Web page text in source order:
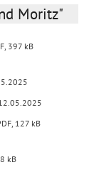
Moritz"
397 kB
127 kB
kB